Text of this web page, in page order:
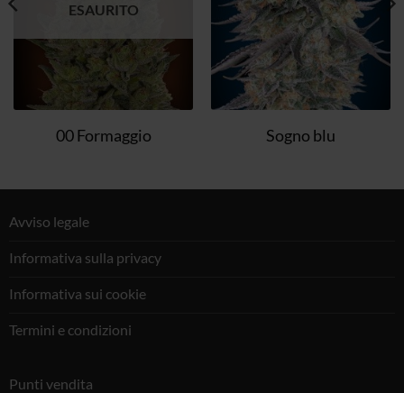
ESAURITO
00 Formaggio Sogno blu
Avviso legale
Informativa sulla privacy
Informativa sui cookie
Termini e condizioni
Punti vendita